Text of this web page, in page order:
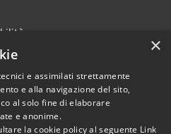
Copyright © 2026 • Comune di
Scarperia e San Piero •
×
e assimilati strettamente
e alla navigazione del sito,
al solo fine di elaborare
e anonime.
la cookie policy al seguente Link